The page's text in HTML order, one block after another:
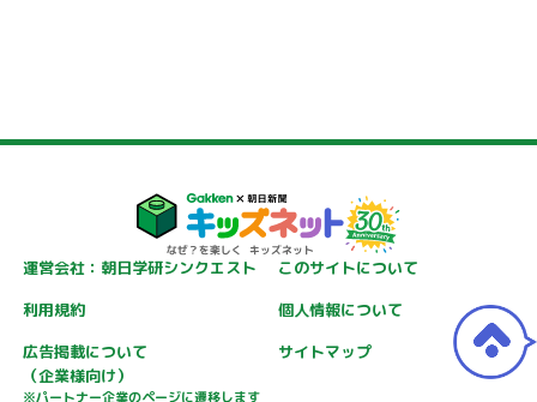
運営会社：朝日学研シンクエスト
このサイトについて
利用規約
個人情報について
広告掲載について
（企業様向け）
※パートナー企業のページに遷移します
サイトマップ